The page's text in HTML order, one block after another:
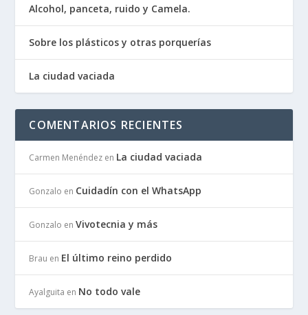
Alcohol, panceta, ruido y Camela.
Sobre los plásticos y otras porquerías
La ciudad vaciada
COMENTARIOS RECIENTES
Carmen Menéndez en La ciudad vaciada
Gonzalo en Cuidadín con el WhatsApp
Gonzalo enVivotecnia y más
Brau en El último reino perdido
Ayalguita en No todo vale